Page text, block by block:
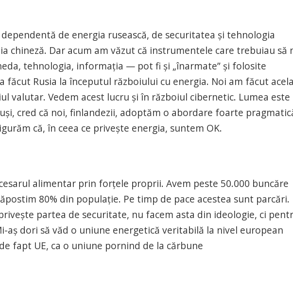
de energia rusească, de securitatea și tehnologia
chineză. Dar acum am văzut că instrumentele care trebuiau să
tehnologia, informația — pot fi și „înarmate” și folosite
făcut Rusia la începutul războiului cu energia. Noi am făcut
valutar. Vedem acest lucru și în războiul cibernetic. Lumea este
cred că noi, finlandezii, adoptăm o abordare foarte
că, în ceea ce privește energia, suntem OK.
alimentar prin forţele proprii. Avem peste 50.000 buncăre
80% din populaţie. Pe timp de pace acestea sunt parcări.
partea de securitate, nu facem asta din ideologie, ci
aş dori să văd o uniune energetică veritabilă la nivel european
fapt UE, ca o uniune pornind de la cărbune